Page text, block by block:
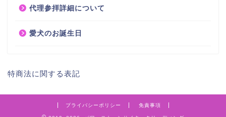
代理参拝詳細について
愛犬のお誕生日
特商法に関する表記
プライバシーポリシー 免責事項